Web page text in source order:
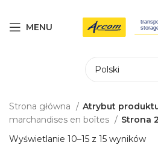
MENU
Strona główna
Atrybut
marchandises en boîtes
Strona 2
Wyświetlanie 10–15 z 15 wyników